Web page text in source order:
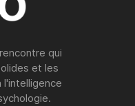
qui
et les
l'intelligence